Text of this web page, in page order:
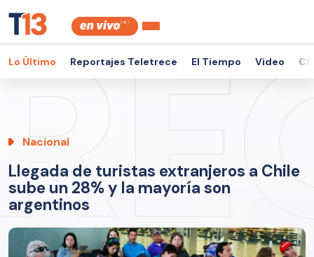
Lo Último Reportajes Teletrece El Tiempo Video
Nacional
Llegada de turistas extranjeros a Chile
sube un 28% y la mayoría son
argentinos